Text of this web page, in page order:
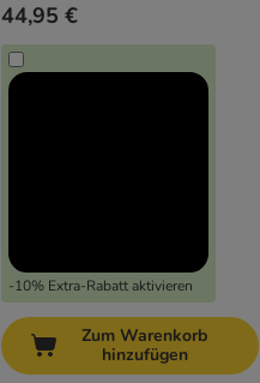
44,95 €
-10% Extra-Rabatt aktivieren
Zum Warenkorb
hinzufügen